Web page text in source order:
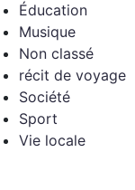
Éducation
Musique
Non classé
récit de voyage
Société
Sport
Vie locale